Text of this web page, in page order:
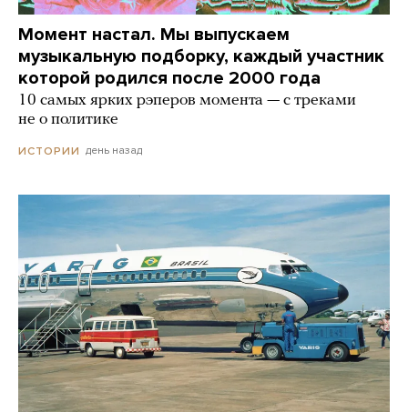
Момент настал. Мы выпускаем
музыкальную подборку, каждый участник
которой родился после 2000 года
10 самых ярких рэперов момента — с треками
не о политике
ИСТОРИИ день назад